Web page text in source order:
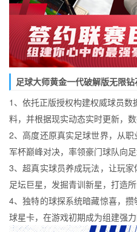
足球大师黄金一代破解版无限钻
1、依托正版授权构建权威球员
料，并根据现实动态实时更新，
2、高度还原真实足球世界，从
军杯巅峰对决，率领豪门球队向
3、超真实球员养成玩法，让玩
足坛巨星，发掘青训新星，打造
4、独特的球探系统暗藏惊喜，
球星卡，在游戏初期成为组建强力